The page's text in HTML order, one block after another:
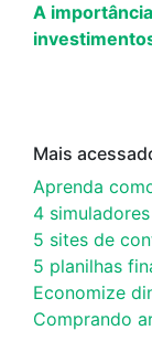
A
Mais
Aprenda
4
5 sites de
5 planilhas
Economize
Comprando